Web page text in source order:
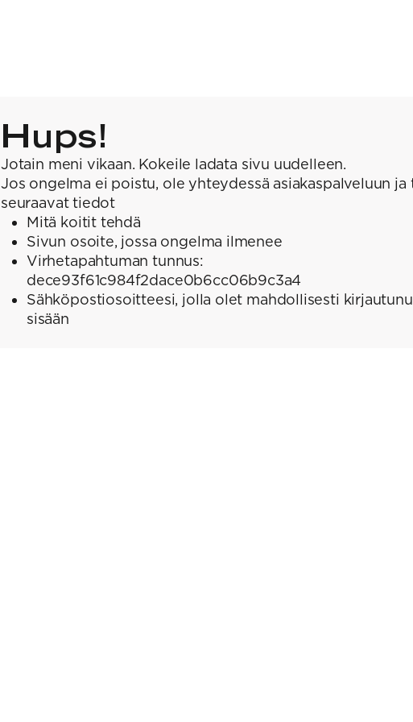
Hups!
Jotain meni vikaan. Kokeile ladata sivu uudelleen.
Jos ongelma ei poistu, ole yhteydessä asiakaspalveluun ja
seuraavat tiedot
Mitä koitit tehdä
Sivun osoite, jossa ongelma ilmenee
Virhetapahtuman tunnus:
dece93f61c984f2dace0b6cc06b9c3a4
Sähköpostiosoitteesi, jolla olet mahdollisesti
sisään